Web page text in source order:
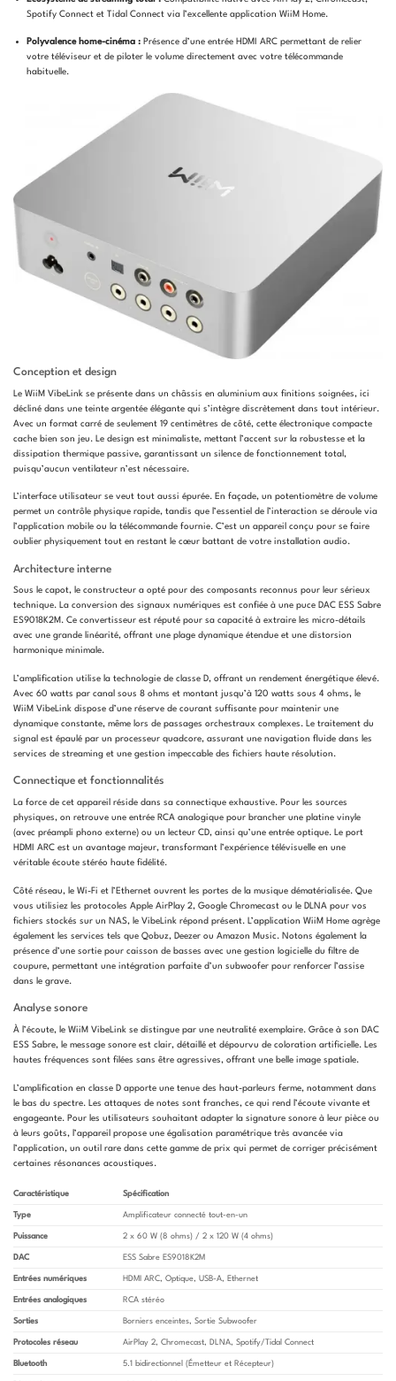
Spotify Connect et Tidal Connect via l’excellente application WiiM Home.
Polyvalence home-cinéma :Présence d’une entrée HDMI ARC permettant de relier
votre téléviseur et de piloter le volume directement avec votre télécommande
habituelle.
Conception et design
Le WiiM VibeLink se présente dans un châssis en aluminium aux finitions soignées, ici
décliné dans une teinte argentée élégante qui s’intègre discrètement dans tout intérieur.
Avec un format carré de seulement 19 centimètres de côté, cette électronique compacte
cache bien son jeu. Le design est minimaliste, mettant l’accent sur la robustesse et la
dissipation thermique passive, garantissant un silence de fonctionnement total,
puisqu’aucun ventilateur n’est nécessaire.
L’interface utilisateur se veut tout aussi épurée. En façade, un potentiomètre de volume
permet un contrôle physique rapide, tandis que l’essentiel de l’interaction se déroule via
l’application mobile ou la télécommande fournie. C’est un appareil conçu pour se faire
oublier physiquement tout en restant le cœur battant de votre installation audio.
Architecture interne
Sous le capot, le constructeur a opté pour des composants reconnus pour leur sérieux
technique. La conversion des signaux numériques est confiée à une puce DAC ESS Sabre
ES9018K2M. Ce convertisseur est réputé pour sa capacité à extraire les micro-détails
avec une grande linéarité, offrant une plage dynamique étendue et une distorsion
harmonique minimale.
L’amplification utilise la technologie de classe D, offrant un rendement énergétique élevé.
Avec 60 watts par canal sous 8 ohms et montant jusqu’à 120 watts sous 4 ohms, le
WiiM VibeLink dispose d’une réserve de courant suffisante pour maintenir une
dynamique constante, même lors de passages orchestraux complexes. Le traitement du
signal est épaulé par un processeur quadcore, assurant une navigation fluide dans les
services de streaming et une gestion impeccable des fichiers haute résolution.
Connectique et fonctionnalités
La force de cet appareil réside dans sa connectique exhaustive. Pour les sources
physiques, on retrouve une entrée RCA analogique pour brancher une platine vinyle
(avec préampli phono externe) ou un lecteur CD, ainsi qu’une entrée optique. Le port
HDMI ARC est un avantage majeur, transformant l’expérience télévisuelle en une
véritable écoute stéréo haute fidélité.
Côté réseau, le Wi-Fi et l’Ethernet ouvrent les portes de la musique dématérialisée. Que
vous utilisiez les protocoles Apple AirPlay 2, Google Chromecast ou le DLNA pour vos
fichiers stockés sur un NAS, le VibeLink répond présent. L’application WiiM Home agrège
également les services tels que Qobuz, Deezer ou Amazon Music. Notons également la
présence d’une sortie pour caisson de basses avec une gestion logicielle du filtre de
coupure, permettant une intégration parfaite d’un subwoofer pour renforcer l’assise
dans le grave.
Analyse sonore
À l’écoute, le WiiM VibeLink se distingue par une neutralité exemplaire. Grâce à son DAC
ESS Sabre, le message sonore est clair, détaillé et dépourvu de coloration artificielle. Les
hautes fréquences sont filées sans être agressives, offrant une belle image spatiale.
L’amplification en classe D apporte une tenue des haut-parleurs ferme, notamment dans
le bas du spectre. Les attaques de notes sont franches, ce qui rend l’écoute vivante et
engageante. Pour les utilisateurs souhaitant adapter la signature sonore à leur pièce ou
à leurs goûts, l’appareil propose une égalisation paramétrique très avancée via
l’application, un outil rare dans cette gamme de prix qui permet de corriger précisément
certaines résonances acoustiques.
Caractéristique Spécification
Type Amplificateur connecté tout-en-un
Puissance 2 x 60 W (8 ohms) / 2 x 120 W (4 ohms)
DAC ESS Sabre ES9018K2M
Entrées numériques HDMI ARC, Optique, USB-A, Ethernet
Entrées analogiques RCA stéréo
Sorties Borniers enceintes, Sortie Subwoofer
Protocoles réseau AirPlay 2, Chromecast, DLNA, Spotify/Tidal Connect
Bluetooth 5.1 bidirectionnel (Émetteur et Récepteur)